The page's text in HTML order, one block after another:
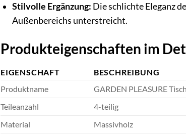
Stilvolle Ergänzung: Die schlichte Eleganz
Außenbereichs unterstreicht.
Produkteigenschaften im
EIGENSCHAFT
BESCHREIBUNG
Produktname
GARDEN PLEASURE
Teileanzahl
4-teilig
Material
Massivholz